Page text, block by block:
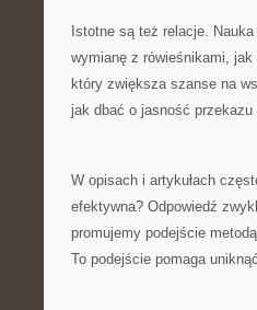
Istotne są też relacje.
wymianę z rówieśnikami,
który zwiększa szanse na
jak dbać o jasność
W opisach i artykułach
efektywna? Odpowiedź
promujemy podejście
To podejście pomaga